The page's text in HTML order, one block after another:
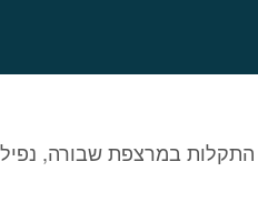
במרצפת שבורה,